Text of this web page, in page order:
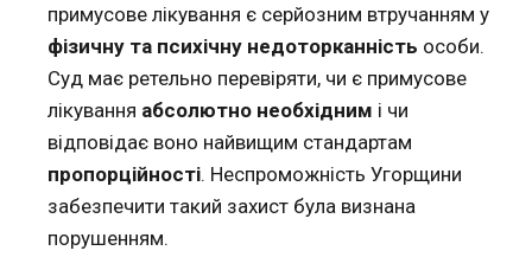
примусове лікування є серйозним втручанням у
фізичну та психічну недоторканність особи.
Суд має ретельно перевіряти, чи є примусове
лікування абсолютно необхідним і чи
відповідає воно найвищим стандартам
пропорційності. Неспроможність Угорщини
забезпечити такий захист була визнана
порушенням.